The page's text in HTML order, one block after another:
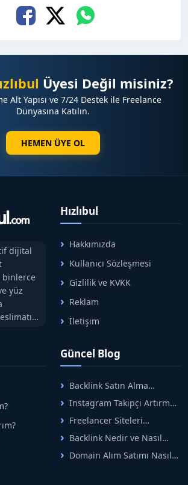
Üyesi Değil misiniz?
Alt Yapısı ve 7/24 Destek ile Freelance
Dünyasına Katılın.
HEMEN ÜYE OL
dijital
binlerce
yüz
koruyan
Hızlıbul
Hakkımızda
Kullanıcı Sözleşmesi
Gizlilik ve KVKK
Reklam
İletişim
Güncel Blog
Backlink Satın Alma
Rehberi: Güvenli SEO İçin
Doğru Adımlar
Instagram Takipçi Artırma
Yöntemleri: Organik Büyüme
Rehberi
Freelancer Siteleri
Arasında Doğru Seçim Nasıl
Yapılır
Backlink Nedir ve Nasıl
Alınır? Etkili Yöntemler
Domain Alım Satımı Nasıl